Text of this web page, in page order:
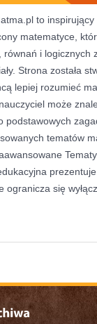
to
matematyce,
równań i logicznych
Strona została
lepiej rozumieć
może
podstawowych
tematów
ogranicza się